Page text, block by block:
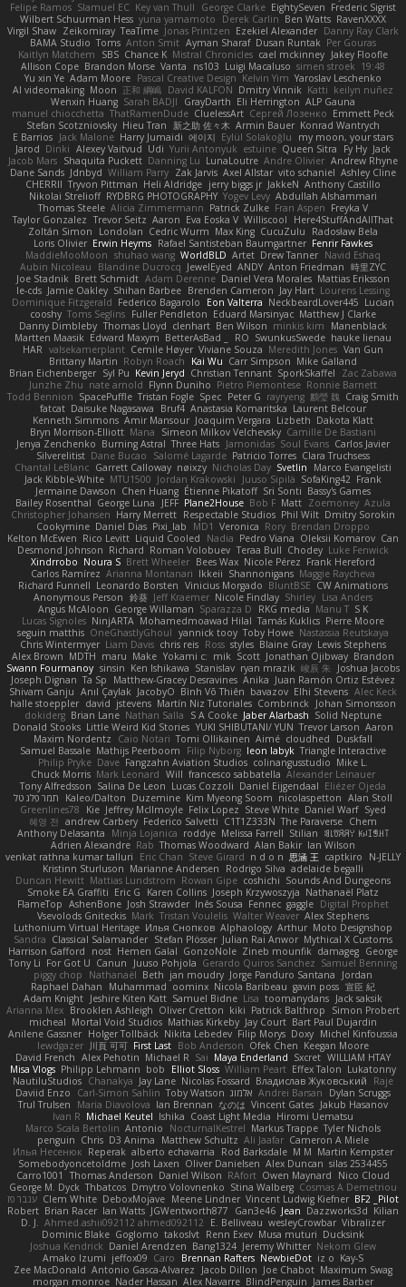
Felipe Ramos Slamuel EC Key van Thull George Clarke EightySeven Frederic Sigrist
Wilbert Schuurman Hess yuna yamamoto Derek Carlin Ben Watts RavenXXXX
Virgil Shaw Zeikomiray TeaTime Jonas Printzen Ezekiel Alexander Danny Ray Clark
BAMA Studio Toms Anton Smit Ayman Sharaf Dusan Runtak Per Gouras
Kaitlyn Matchem
SBS Chance K Mistral Chronicles cael mckinney Jakey Floofle
Allison Cope Brandon Morse Vanta ns103 Luigi Macaluso simen stroek 19:48
Yu xin Ye Adam Moore Pascal Creative Design Kelvin Yim Yaroslav Leschenko
AI videomaking Moon 正和 綱嶋 David KALFON Dmitry Vinnik Katti keilyn nuñez
Wenxin Huang Sarah BADJI GrayDarth Eli Herrington ALP Gauna
manuel chiocchetta ThatRamenDude CluelessArt Cергей Лозенко Emmett Peck
Stefan Scotzniovsky Hieu Tran 新之助 佐々木 Armin Bauer Konrad Wantrych
E Barrios Jack Malone Harry Jumaidi 에이지 Eylül Solakoğlu
my moon, your stars
Jarod Dinki Alexey Vaitvud Udi Yurii Antonyuk estuine Queen Sitra Fy Hy Jack
Jacob Mars Shaquita Puckett Danning Lu LunaLoutre Andre Olivier Andrew Rhyne
Dane Sands Jdnbyd William Parry Zak Jarvis Axel Allstar vito schaniel Ashley Cline
CHERRII Tryvon Pittman Heli Aldridge jerry biggs jr JakkeN Anthony Castillo
Nikolai Strelioff RYDBRG PHOTOGRAPHY Yogev Levy Abdullah Alshammari
Thomas Steele Alicia Zimmermann Patrick Zulke Fran Aspen Freyka V
Taylor Gonzalez Trevor Seitz Aaron Eva Eoska V Williscool
Here4StuffAndAllThat
Zoltán Simon
Londolan Cedric Wurm Max King CucuZulu
Radosław Bela
Loris Olivier Erwin Heyms Rafael Santisteban Baumgartner Fenrir Fawkes
MaddieMooMoon shuhao wang WorldBLD Artet Drew Tanner Navid Eshaq
Aubin Nicoleau
Blandine Ducrocq JewelEyed ANDY Anton Friedman 時里ZYC
Joe Stadnik Brett Schmidt Adam Derenne Daniel Vera Morales Mattias Eriksson
le-cds Jamie Oakley Shihan Barbee Brenden Cameron Jay Hart Lourens Lessing
Dominique Fitzgerald Federico Bagarolo Eon Valterra NeckbeardLover445 Lucian
cooshy Toms Seglins Fuller Pendleton Eduard Marsinyac Matthew J Clarke
Danny Dimbleby Thomas Lloyd clenhart Ben Wilson minkis kim
Manenblack
Martten Maasik Edward Maxym BetterAsBad _ RO SwunkusSwede hauke lienau
HAR valsekamerplant Cemile Høyer Viviane Souza Meredith Jones Van Gun
Brittany Martin Robyn Roach Kai Wu Carr Simpson Mike Galland
Brian Eichenberger Syl Pu Kevin Jeryd Christian Tennant SporkSkaffel
Zac Zabawa
Junzhe Zhu nate arnold Flynn Duniho Pietro Piemontese Ronnie Barnett
Todd Bennion SpacePuffle Tristan Fogle Spec Peter G rayryeng 鸝瑩 魏 Craig Smith
fatcat Daisuke Nagasawa Bruf4 Anastasia Komaritska Laurent Belcour
Kenneth Simmons Amir Mansour Joaquim Vergara Lizbeth Dakota Klatt
Bryn Morrison-Elliott Mana Simeon Milkov Velchevsky Camille De Bastiani
Jenya Zenchenko Burning Astral Three Hats Jamonidas Soul Evans Carlos Javier
Silverelitist Dane Bucao Salomé Lagarde Patricio Torres Clara Truchsess
Chantal LeBlanc Garrett Calloway nøixzy Nicholas Day Svetlin
Marco Evangelisti
Jack Kibble-White MTU1500 Jordan Krakowski Juuso Sipilä SofaKing42 Frank
Jermaine Dawson Chen Huang Étienne Pikatoff Sri Sonti Bassy's Games
Bailey Rosenthal George Luna JEFF Plane2House Bob F Matt Zoemoney Azula
Christopher Johansen Harry Merrett Respectable Studios Phil Wilt Dmitry Sorokin
Cookymine Daniel Dias Pixi_lab MD1 Veronica Rory Brendan Droppo
Kelton McEwen Rico Levitt Liquid Cooled Nadia Pedro Viana Oleksii Komarov Can
Desmond Johnson Richard Roman Volobuev Teraa Bull Chodey Luke Fenwick
Xindrrobo Noura S Brett Wheeler Bees Wax Nicole Pérez Frank Hereford
Carlos Ramírez Arianna Montanari Ikkeii Shannonigans Maggie Raycheva
Richard Funnell Leonardo Borsten Vinicius Morgado BluntBSE CW Animations
Anonymous Person 鈴葵 Jeff Kraemer Nicole Findlay Shirley Lisa Anders
Angus McAloon George Willaman Sparazza D RKG media Manu T S K
Lucas Signoles NinjARTA Mohamedmoawad Hilal Tamás Kuklics Pierre Moore
seguin matthis OneGhastlyGhoul yannick tooy Toby Howe Nastassia Reutskaya
Chris Wintermyer Liam Davis chris reis Ross styles Blaine Gray Lewis Stephens
Alex Brown MDTH maru Make Yokami c: mik Scott Jonathan Ojibway Brandon
Swann Fourmanoy sinsin Ken Ishikawa Stanislav ryan mrazik 峻辰 朱
Joshua Jacobs
Joseph Dignan Ta Sp Matthew-Gracey Desravines Anika Juan Ramón Ortiz Estévez
Shivam Ganju Anıl Çaylak JacobyO Bình Võ Thiên bavazov Elhi Stevens Alec Keck
halle stoeppler david jstevens Martín Niz Tutoriales Combrinck Johan Simonsson
dokiderg Brian Lane Nathan Salla S A Cooke Jaber Alarbash Solid Neptune
Donald Stooks Little Weird Kid Stories YUKI SHIBUTANI/ YUN Trevor Larson Aaron
Maxim Nordentz
Caio Notari Tomi Ollikainen Aimé cloudhed
Duskfall
Samuel Bassale Mathijs Peerboom Filip Nyborg leon labyk Triangle Interactive
Philip Pryke Dave Fangzahn Aviation Studios colinangusstudio Mike L.
Chuck Morris Mark Leonard Will francesco sabbatella Alexander Leinauer
Tony Alfredsson Salina De Leon Lucas Cozzoli Daniel Eijgendaal Eliézer Ojeda
תמר פלג טל
Kaleo/Dalton Duzemine Kim Myeong Soom nicolaspetton Alan Stoll
Greenlines78
Kie Jeffrey McIlmoyle Felix Lopez Steve White Daniel Warf Syed
혜영 전 andrew Carbery Federico Salvetti C1T1Z333N The Paraverse Chem
Anthony Delasanta
Minja Lojanica roddye Melissa Farrell Stilian ꌃ꒒ꀎꋪꋪꌩ ꀘꈤꀤꁅꃅ꓄
Adrien Alexandre Rab Thomas Woodward Alan Bakir Ian Wilson
venkat rathna kumar talluri
Eric Chan Steve Girard n d o n 思涵 王 captkiro
N-JELLY
Kristinn Sturluson Marianne Andersen Rodrigo Silva adelaide begalli
Duncan Hewitt Mattias Lundstrom Rowan Gipe coshichi Sounds And Dungeons
Smoke EA Graffiti Eric G Karen Collins Joseph Krzywoszyja Nathanaël Platz
FlameTop AshenBone Josh Strawder Inês Sousa Fennec gaggle Digital Prophet
Vsevolods Gniteckis Mark Tristan Voulelis Walter Weaver Alex Stephens
Luthonium Virtual Heritage Илья Снопков Alphaology Arthur Moto Designshop
Sandra Classical Salamander Stefan Plösser Julian Rai Anwor Mythical X Customs
Harrison Gafford
nost Hemen Galal GonzoNole Zineb mounfik damageg George
Tony Li For Got U Canun Juuso Pohjola Gerardo Quiros Sanchez Samuel Benning
piggy chop
Nathanaël Beth jan moudry Jorge Panduro Santana
Jordan
Raphael Dahan
Muhammad oominx Nicola Baribeau gavin poss 宣臣 紀
Adam Knight Jeshire Kiten Katt Samuel Bidne Lisa toomanydans Jack saksik
Arianna Mex Brooklen Ashleigh Oliver Cretton kiki Patrick Balthrop
Simon Probert
micheal Mortal Void Studios Mathias Kirkeby Jay Court Bart Paul Dujardin
Anilene Gassner Holger Tollbäck Nikita Lebedev Filip Morys Doxy Michel Kinfoussia
lewdgazer 川頁 可可 First Last Bob Anderson Ofek Chen Keegan Moore
David French Alex Pehotin Michael R Sai Maya Enderland Sxcret WILLIAM HTAY
Misa Vlogs Philipp Lehmann bob Elliot Sloss William Peart Effex Talon Lukatonny
NautiluStudios Chanakya Jay Lane Nicolas Fossard Владислав Жуковський
Raje
Daviid Enzo
Carl-Simon Sahlin Toby Watson אלמוג Andrei Barsan
Dylan Scruggs
Trul Trulsen
Maria Diavolova Ian Brennan なのは Vincent Gates Jakub Hasanov
Ivan R Michael Keutel Ishika Coast Light Media Hiromi Uematsu
Marco Scala Bertolin Antonio NocturnalKestrel Markus Trappe Tyler Nichols
penguin Chris D3 Anima Matthew Schultz Ali Jaafar Cameron A Miele
Илья Несенюк Reperak alberto echavarria Rod Barksdale M M Martin Kempster
Somebodyoncetoldme Josh Laxen Oliver Danielsen Alex Duncan silas 2534455
Carro1001
Thomas Anderson Daniel Wilson RAfort Owen Maynard
Nico Cloud
George M. Dyck Thbatcos Dmytro Volovnenko Stina Walberg Cosmas A Demetriou
ענבר פז Clem White DeboxMojave Meene Lindner Vincent Ludwig Kiefner BF2 _Pilot
Robert Brian Racer Ian Watts JGWentworth877 Gan3e46 Jean Dazzworks3d Kilian
D. J. Ahmed.ashii092112 ahmed092112 E. Belliveau wesleyCrowbar Vibralizer
Dominic Blake Goglomo takoslvt Renn Exev Musa muturi Ducksink
Joshua Kendrick Daniel Arendzen Bang1324 Jeremy Whitter Nekom Glew
Amako Izumi jeffox09 Caro Brennan Rafters NewbieDot iz o Kay-S
Zee MacDonald Antonio Gasca-Alvarez Jacob Dillon Joe Chabot Maximum Swag
morgan monroe Nader Hassan Alex Navarre BlindPenguin James Barber